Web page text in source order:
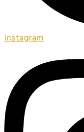
Instagram